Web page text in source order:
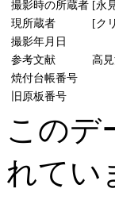
撮影時の所蔵者 [永
現所蔵者
[ク
撮影年月日
参考文献
高
焼付台帳番号
旧原板番号
このデ
れてい